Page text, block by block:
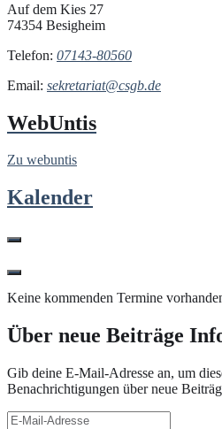
Auf dem Kies 27
74354 Besigheim
Telefon: 07143-80560
Email: sekretariat@csgb.de
WebUntis
Zu webuntis
Kalender
Keine kommenden Termine
Über neue Beiträge
Gib deine E-Mail-Adresse an, um
Benachrichtigungen über neue
E-